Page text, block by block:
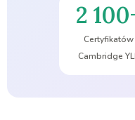
2
Certyfikatów
Cambridge